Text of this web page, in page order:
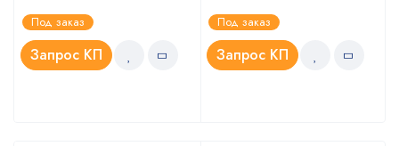
Оценка
4.75из 5
Под заказ
Запрос КП
Оценка
5.00из 5
Под заказ
Запрос КП